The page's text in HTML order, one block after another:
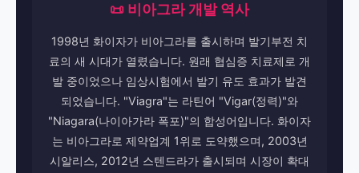
📜 비아그라 개발 역사
1998년 화이자가 비아그라를 출시하며 발기부전 치
료의 새 시대가 열렸습니다. 원래 협심증 치료제로 개
발 중이었으나 임상시험에서 발기 유도 효과가 발견
되었습니다. "Viagra"는 라틴어 "Vigar(정력)"와
"Niagara(나이아가라 폭포)"의 합성어입니다. 화이자
는 비아그라로 제약업계 1위로 도약했으며, 2003년
시알리스, 2012년 스텐드라가 출시되며 시장이 확대